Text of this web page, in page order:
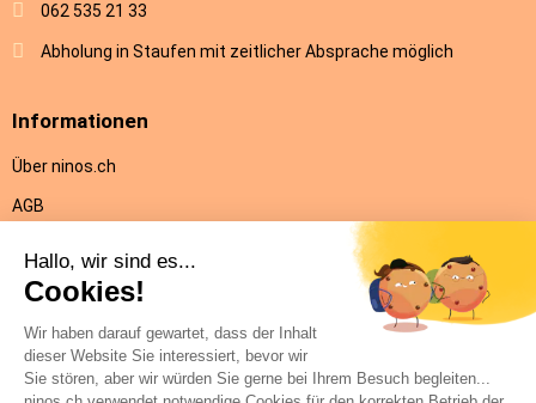
062 535 21 33
Abholung in Staufen mit zeitlicher Absprache möglich
Informationen
Über ninos.ch
AGB
Rückgabe
Datenschutz
Impressum